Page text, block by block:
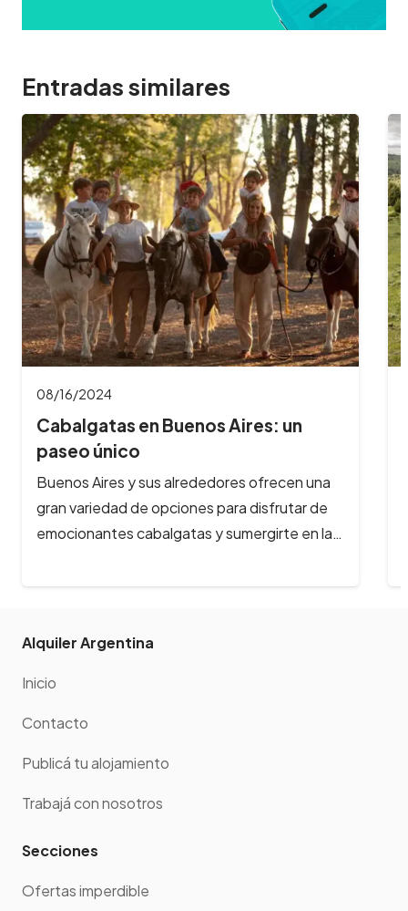
Entradas similares
08/16/2024
Cabalgatas en Bariloche: aventuras
a caballo…
¿Te imaginas galopar por paisajes de ensueño,
rodeado de montañas nevadas, lagos
cristalinos y bosques milenarios? En Bariloche,
Alquiler Argentina
Inicio
Contacto
Publicá tu alojamiento
Trabajá con nosotros
Secciones
Ofertas imperdible